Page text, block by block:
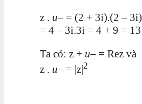
z . u– = (2 + 3i).(2 – 3i)
= 4 – 3i.3i = 4 + 9 = 13
Ta có: z + u– = Rez và
z . u– = |z|2